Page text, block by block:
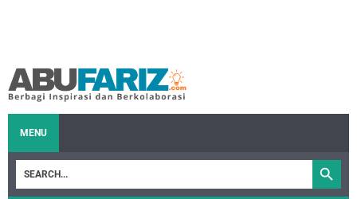
MENU